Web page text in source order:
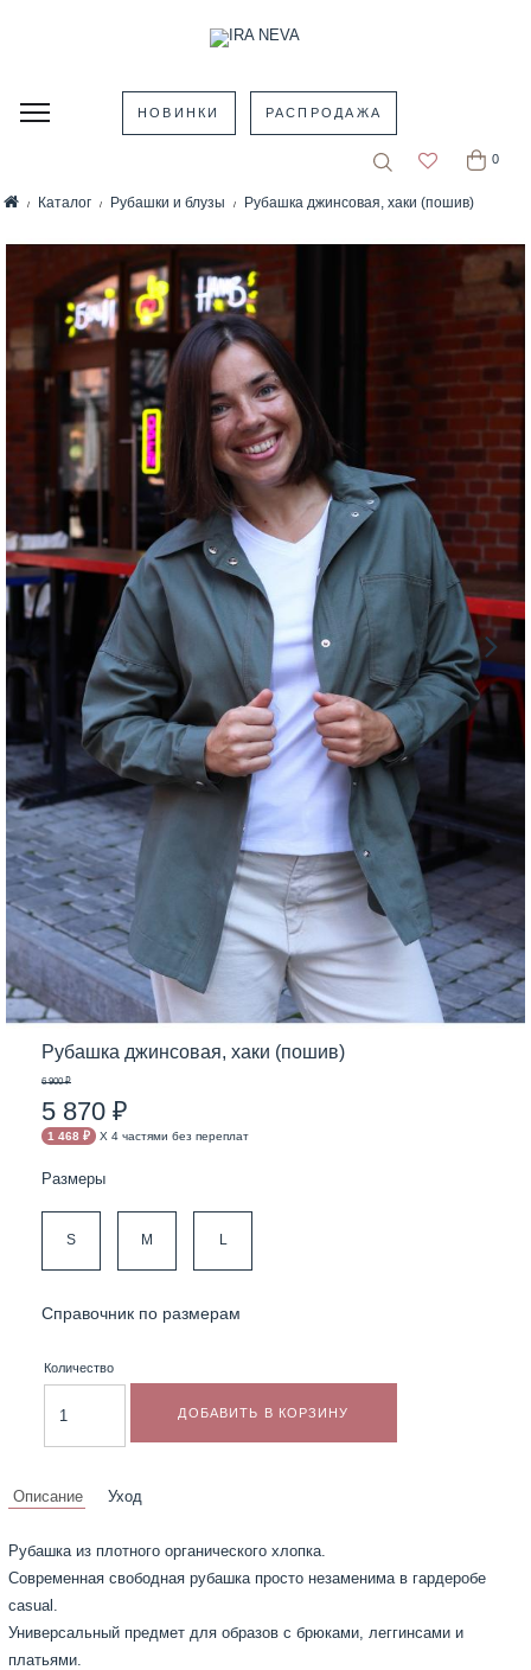
НОВИНКИ РАСПРОДАЖА
0
Каталог Рубашки и блузы Рубашка джинсовая, хаки (пошив)
Рубашка джинсовая, хаки (пошив)
6 900 ₽
5 870 ₽
1 468 ₽ X 4 частями без переплат
Размеры
S M L
Справочник по размерам
Количество
ДОБАВИТЬ В КОРЗИНУ
Описание Уход
Рубашка из плотного органического хлопка.
Современная свободная рубашка просто незаменима в гардеробе
casual.
Универсальный предмет для образов с брюками, леггинсами и
платьями.